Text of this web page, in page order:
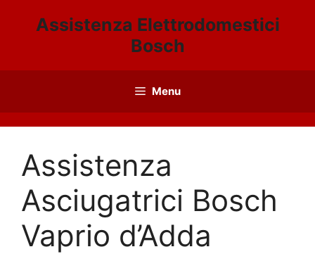
Assistenza Elettrodomestici
Bosch
Menu
Assistenza
Asciugatrici Bosch
Vaprio d’Adda